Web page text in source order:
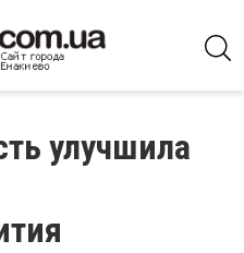
улучшила